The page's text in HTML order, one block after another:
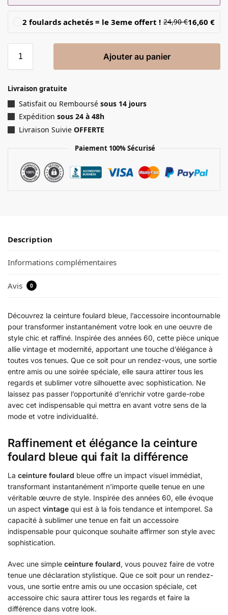
2 foulards achetés = le 3eme offert ! 24,90€16,60 €
Ajouter au panier
Livraison gratuite
Satisfait ou Remboursé sous 14 jours
Expédition sous 24 à 48h
Livraison Suivie OFFERTE
Paiement 100% Sécurisé
Description
Informations complémentaires
Avis 0
Découvrez la ceinture foulard bleue, l’accessoire incontournable
pour transformer instantanément votre look en une oeuvre de
style chic et raffiné. Inspirée des années 60, cette pièce unique
allie vintage et modernité, apportant une touche d’élégance à
toutes vos tenues. Que ce soit pour un rendez-vous, une sortie
entre amis ou une soirée spéciale, elle saura attirer tous les
regards et sublimer votre silhouette avec sophistication. Ne
laissez pas passer l’opportunité d’enrichir votre garde-robe
avec cet indispensable qui mettra en avant votre sens de la
mode et votre individualité.
Raffinement et élégance la ceinture
foulard bleue qui fait la différence
La ceinture foulard bleue offre un impact visuel immédiat,
transformant instantanément n’importe quelle tenue en une
véritable œuvre de style. Inspirée des années 60, elle évoque
un aspect vintage qui est à la fois tendance et intemporel. Sa
capacité à sublimer une tenue en fait un accessoire
indispensable pour quiconque souhaite affirmer son style avec
sophistication.
Avec une simple ceinture foulard, vous pouvez faire de votre
tenue une déclaration stylistique. Que ce soit pour un rendez-
vous, une sortie entre amis ou une occasion spéciale, cet
accessoire chic saura attirer tous les regards et faire la
différence dans votre look.